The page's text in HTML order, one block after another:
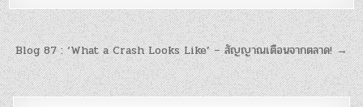
แนะแนว
เรื่อง
Blog 87 : ‘What a Crash Looks Like’ – สัญญาณเตือนจากตลาด! →